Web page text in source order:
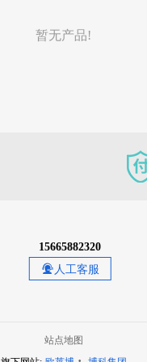
暂无产品!
15665882320
人工客服
站点地图